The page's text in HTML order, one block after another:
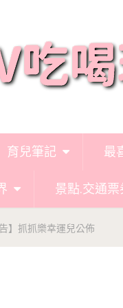
育兒筆記 最
景點.交通票
告】抓抓樂幸運兒公佈